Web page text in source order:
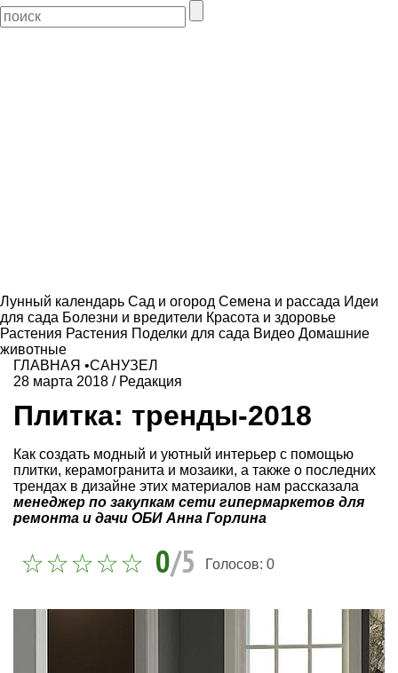
Лунный календарь Сад и огород Семена и рассада Идеи
для сада Болезни и вредители Красота и здоровье
Растения Растения Поделки для сада Видео Домашние
животные
ГЛАВНАЯ •САНУЗЕЛ
28 марта 2018 / Редакция
Плитка: тренды-2018
Как создать модный и уютный интерьер с помощью
плитки, керамогранита и мозаики, а также о последних
трендах в дизайне этих материалов нам рассказала
менеджер по закупкам сети гипермаркетов для
ремонта и дачи ОБИ Анна Горлина
0/5 Голосов: 0